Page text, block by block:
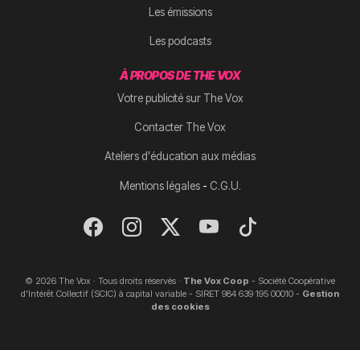
Les émissions
Les podcasts
À PROPOS DE THE VOX
Votre publicité sur The Vox
Contacter The Vox
Ateliers d'éducation aux médias
Mentions légales- C.G.U.
© 2026 The Vox · Tous droits réservés · The Vox Coop - Société Coopérative
d'Intérêt Collectif (SCIC) à capital variable - SIRET 984 639 195 00010 - Gestion
des cookies